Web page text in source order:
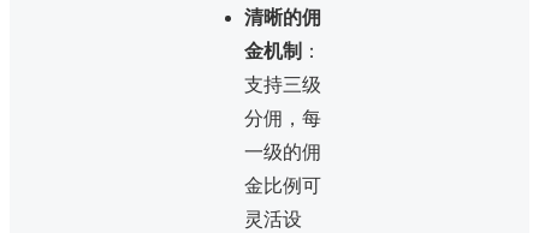
清晰的佣
金机制 ：
支持三级
分佣，每
一级的佣
金比例可
灵活设